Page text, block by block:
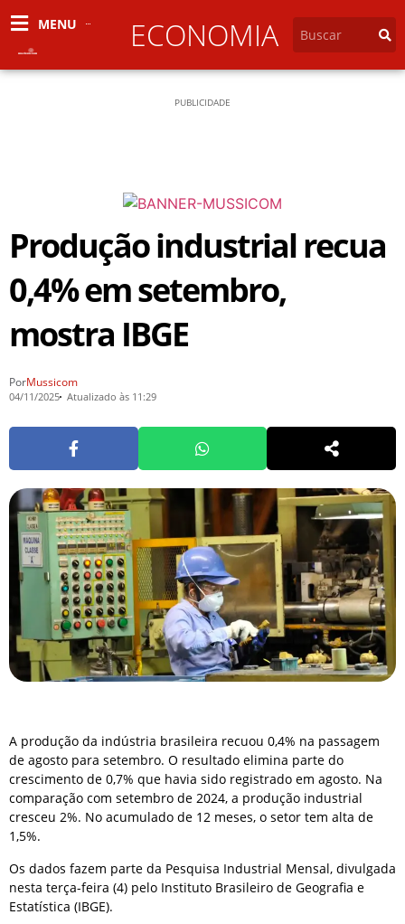
MENU ECONOMIA
PUBLICIDADE
Produção industrial recua
0,4% em setembro,
mostra IBGE
PorMussicom
04/11/2025 Atualizado às 11:29
A produção da indústria brasileira recuou 0,4% na passagem
de agosto para setembro. O resultado elimina parte do
crescimento de 0,7% que havia sido registrado em agosto. Na
comparação com setembro de 2024, a produção industrial
cresceu 2%. No acumulado de 12 meses, o setor tem alta de
1,5%.
Os dados fazem parte da Pesquisa Industrial Mensal, divulgada
nesta terça-feira (4) pelo Instituto Brasileiro de Geografia e
Estatística (IBGE).